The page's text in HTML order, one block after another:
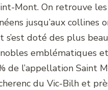
Mont. On retrouve
jusqu’aux collines
s’est doté des plus
emblématiques
de l’appellation Saint
du Vic-Bilh et